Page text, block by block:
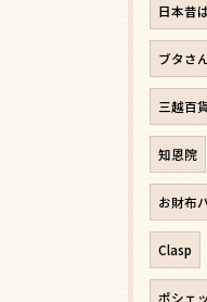
日本昔
ブタさ
三越百
知恩院
お財布
Clasp
ポシェ